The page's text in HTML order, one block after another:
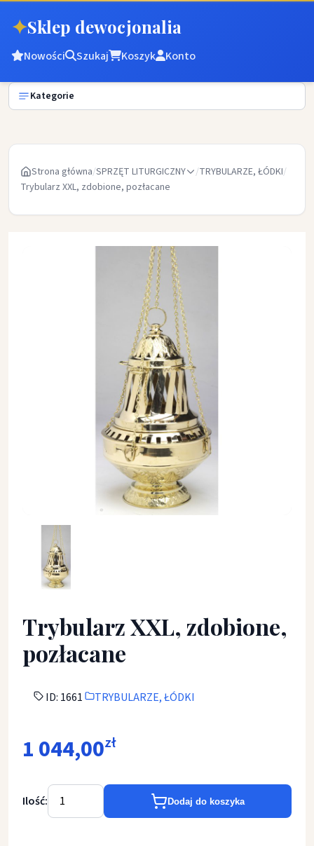
✦Sklep dewocjonalia
Nowości Szukaj Koszyk Konto
Kategorie
Strona główna/SPRZĘT LITURGICZNY /TRYBULARZE, ŁÓDKI/
Trybularz XXL, zdobione, pozłacane
Trybularz XXL, zdobione, pozłacane - TRYBULARZE, ŁÓDKI
Trybularz XXL, zdobione,
pozłacane
ID: 1661 TRYBULARZE, ŁÓDKI
1 044,00zł
Ilość: Dodaj do koszyka